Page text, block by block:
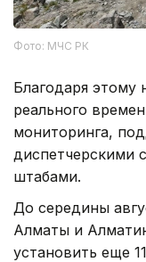
Фото: МЧС РК
Благодаря этому
реального
мониторинга,
диспетчерскими
штабами.
До середины
Алматы и
установить еще